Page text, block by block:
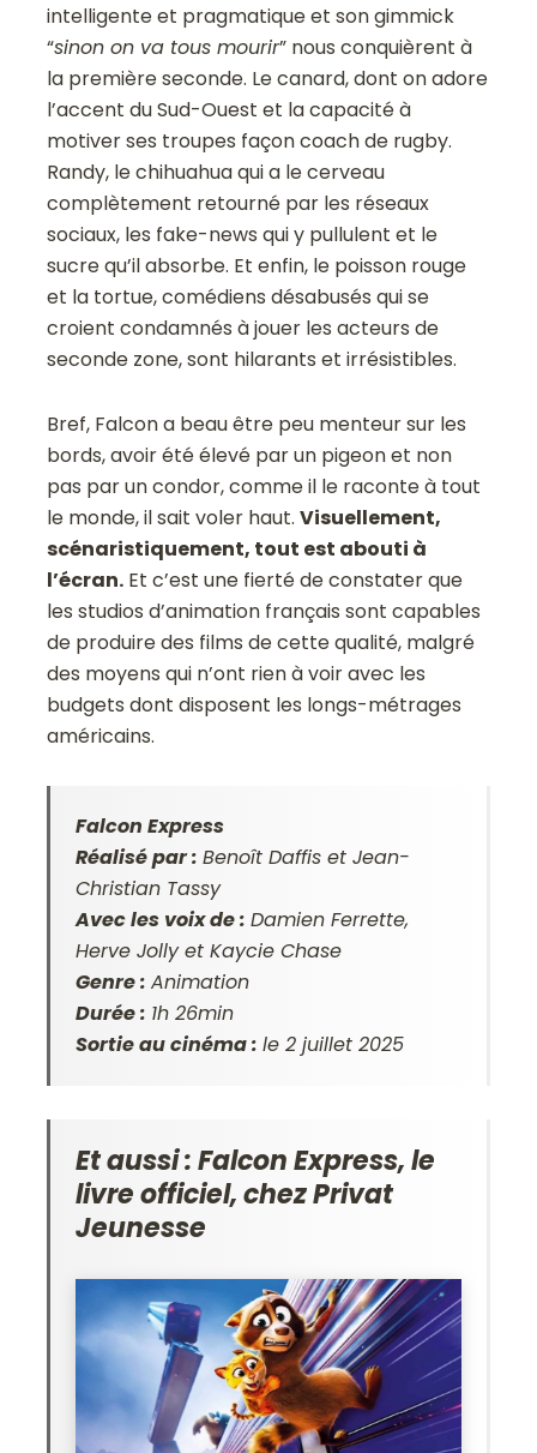
intelligente et pragmatique et son gimmick
“sinon on va tous mourir” nous conquièrent à
la première seconde. Le canard, dont on adore
l’accent du Sud-Ouest et la capacité à
motiver ses troupes façon coach de rugby.
Randy, le chihuahua qui a le cerveau
complètement retourné par les réseaux
sociaux, les fake-news qui y pullulent et le
sucre qu’il absorbe. Et enfin, le poisson rouge
et la tortue, comédiens désabusés qui se
croient condamnés à jouer les acteurs de
seconde zone, sont hilarants et irrésistibles.
Bref, Falcon a beau être peu menteur sur les
bords, avoir été élevé par un pigeon et non
pas par un condor, comme il le raconte à tout
le monde, il sait voler haut.Visuellement,
scénaristiquement, tout est abouti à
l’écran. Et c’est une fierté de constater que
les studios d’animation français sont capables
de produire des films de cette qualité, malgré
des moyens qui n’ont rien à voir avec les
budgets dont disposent les longs-métrages
américains.
Falcon Express
Réalisé par :Benoît Daffis et Jean-
Christian Tassy
Avec les voix de :Damien Ferrette,
Herve Jolly et Kaycie Chase
Genre :Animation
Durée : 1h 26min
Sortie au cinéma :le 2 juillet 2025
Et aussi : Falcon Express, le
livre officiel, chez Privat
Jeunesse